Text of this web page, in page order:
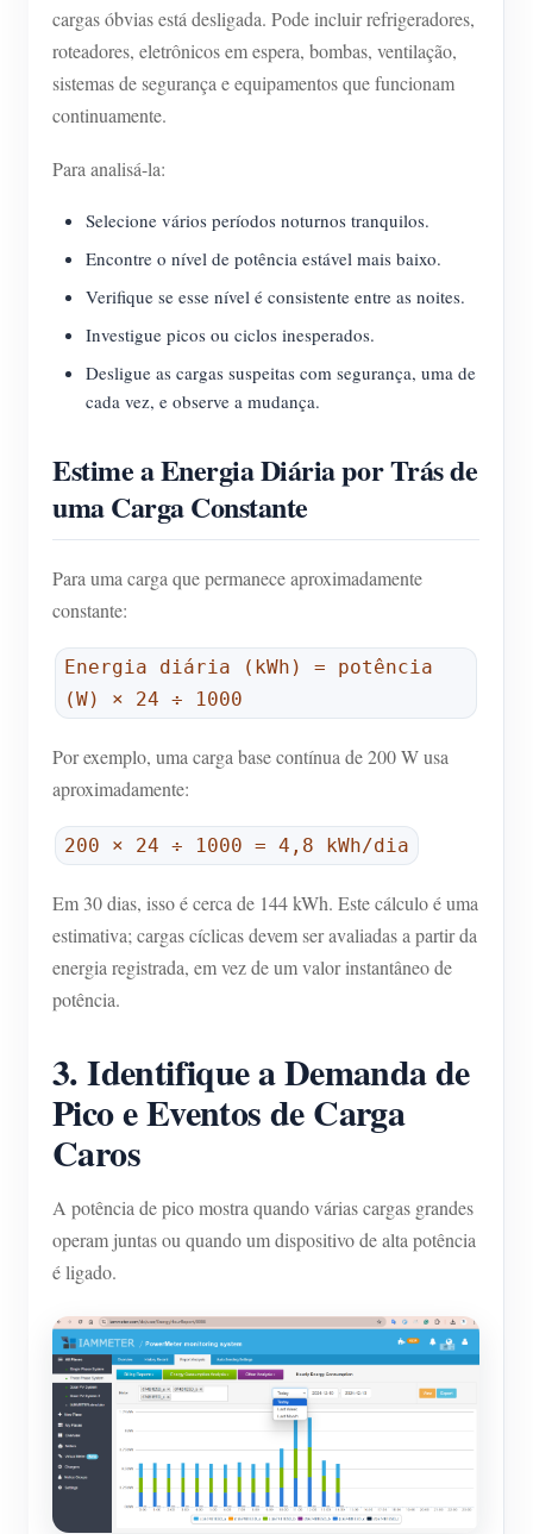
cargas óbvias está desligada. Pode incluir refrigeradores,
roteadores, eletrônicos em espera, bombas, ventilação,
sistemas de segurança e equipamentos que funcionam
continuamente.
Para analisá-la:
Selecione vários períodos noturnos tranquilos.
Encontre o nível de potência estável mais baixo.
Verifique se esse nível é consistente entre as noites.
Investigue picos ou ciclos inesperados.
Desligue as cargas suspeitas com segurança, uma de
cada vez, e observe a mudança.
Estime a Energia Diária por Trás de
uma Carga Constante
Para uma carga que permanece aproximadamente
constante:
Energia diária (kWh) = potência
(W) × 24 ÷ 1000
Por exemplo, uma carga base contínua de 200 W usa
aproximadamente:
200 × 24 ÷ 1000 = 4,8 kWh/dia
Em 30 dias, isso é cerca de 144 kWh. Este cálculo é uma
estimativa; cargas cíclicas devem ser avaliadas a partir da
energia registrada, em vez de um valor instantâneo de
potência.
3. Identifique a Demanda de
Pico e Eventos de Carga
Caros
A potência de pico mostra quando várias cargas grandes
operam juntas ou quando um dispositivo de alta potência
é ligado.